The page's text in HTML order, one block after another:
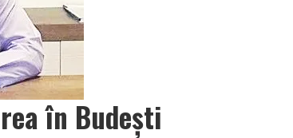
în Budești